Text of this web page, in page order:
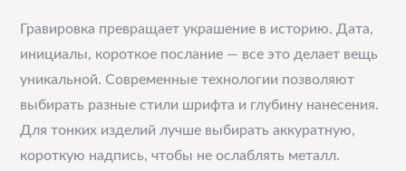
Гравировка превращает украшение в историю. Дата,
инициалы, короткое послание — все это делает вещь
уникальной. Современные технологии позволяют
выбирать разные стили шрифта и глубину нанесения.
Для тонких изделий лучше выбирать аккуратную,
короткую надпись, чтобы не ослаблять металл.